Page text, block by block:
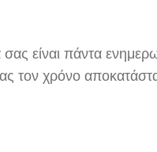
είναι πάντα
τον χρόνο